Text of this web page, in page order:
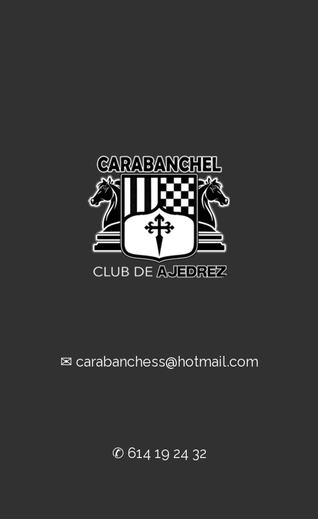
✉ carabanchess@hotmail.com
✆ 614 19 24 32